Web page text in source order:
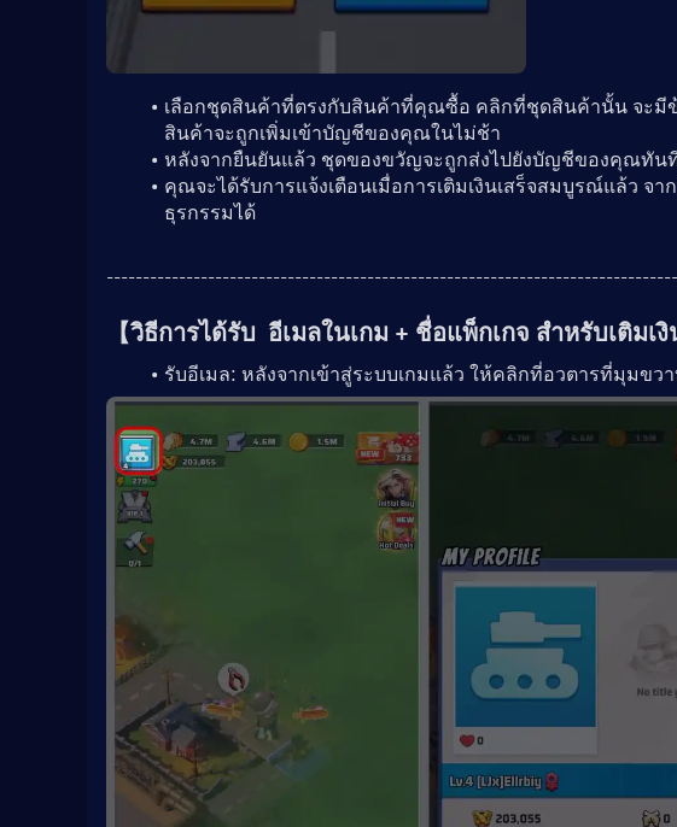
เลือกชุดสินค้าที่ตรงกับสินค้าที่คุณซื้อ คลิกที่ชุดสินค้านั้น จะมี
สินค้าจะถูกเพิ่มเข้าบัญชีของคุณในไม่ช้า
หลังจากยืนยันแล้ว ชุดของขวัญจะถูกส่งไปยังบัญชีของคุณทัน
คุณจะได้รับการแจ้งเตือนเมื่อการเติมเงินเสร็จสมบูรณ์แล้ว จ
ธุรกรรมได้
【วิธีการได้รับ อีเมลในเกม + ชื่อแพ็กเกจ สำหรับเติมเ
รับอีเมล: หลังจากเข้าสู่ระบบเกมแล้ว ให้คลิกที่อวตารที่มุมข